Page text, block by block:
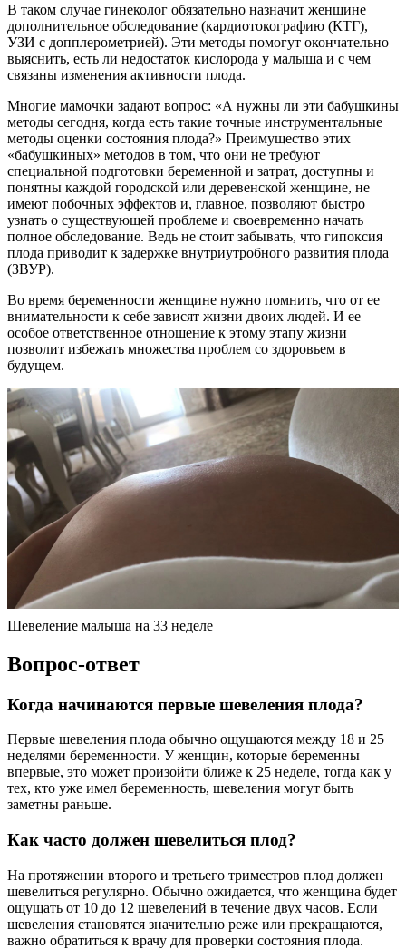
В таком случае гинеколог обязательно назначит женщине
дополнительное обследование (кардиотокографию (КТГ),
УЗИ с допплерометрией). Эти методы помогут окончательно
выяснить, есть ли недостаток кислорода у малыша и с чем
связаны изменения активности плода.
Многие мамочки задают вопрос: «А нужны ли эти бабушкины
методы сегодня, когда есть такие точные инструментальные
методы оценки состояния плода?» Преимущество этих
«бабушкиных» методов в том, что они не требуют
специальной подготовки беременной и затрат, доступны и
понятны каждой городской или деревенской женщине, не
имеют побочных эффектов и, главное, позволяют быстро
узнать о существующей проблеме и своевременно начать
полное обследование. Ведь не стоит забывать, что гипоксия
плода приводит к задержке внутриутробного развития плода
(ЗВУР).
Во время беременности женщине нужно помнить, что от ее
внимательности к себе зависят жизни двоих людей. И ее
особое ответственное отношение к этому этапу жизни
позволит избежать множества проблем со здоровьем в
будущем.
Шевеление малыша на 33 неделе
Вопрос-ответ
Когда начинаются первые шевеления плода?
Первые шевеления плода обычно ощущаются между 18 и 25
неделями беременности. У женщин, которые беременны
впервые, это может произойти ближе к 25 неделе, тогда как у
тех, кто уже имел беременность, шевеления могут быть
заметны раньше.
Как часто должен шевелиться плод?
На протяжении второго и третьего триместров плод должен
шевелиться регулярно. Обычно ожидается, что женщина будет
ощущать от 10 до 12 шевелений в течение двух часов. Если
шевеления становятся значительно реже или прекращаются,
важно обратиться к врачу для проверки состояния плода.